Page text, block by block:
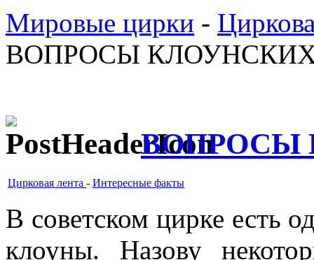
Мировые цирки -
ВОПРОСЫ
ВОПРОСЫ
Цирковая лента - Интересные факты
В советском цирке есть
клоуны. Назову